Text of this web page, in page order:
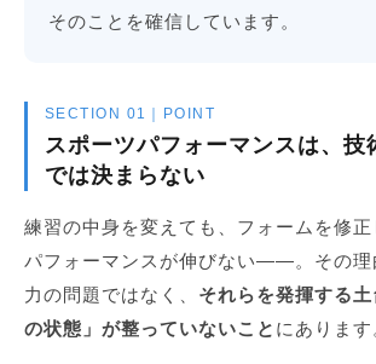
そのことを確信しています。
SECTION 01｜POINT
スポーツパフォーマンスは、技
では決まらない
練習の中身を変えても、フォームを修
パフォーマンスが伸びない——。その理
力の問題ではなく、 それらを発揮する
の状態」が整っていないこと にあります